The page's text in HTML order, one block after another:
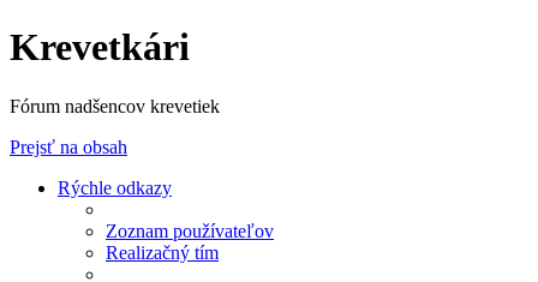
Krevetkári
Fórum nadšencov krevetiek
Prejsť na obsah
Rýchle odkazy
Zoznam používateľov
Realizačný tím